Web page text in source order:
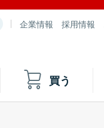
企業情報 採用情報
買う